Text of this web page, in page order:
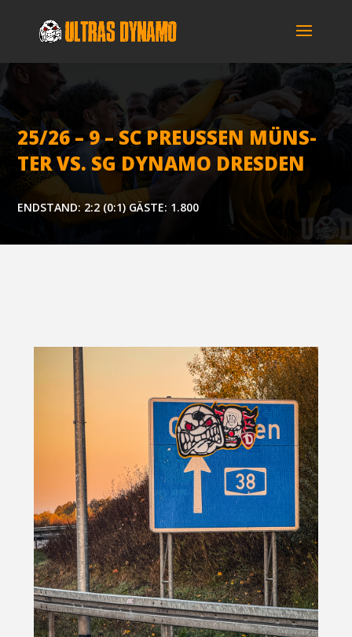
25/26 – 9 – SC PREUS­SEN MÜNS­
TER VS. SG DYNA­MO DRESDEN
ENDSTAND: 2:2 (0:1) GÄSTE: 1.800